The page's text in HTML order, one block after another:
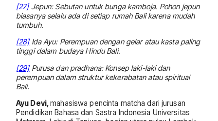
[27]Jepun: Sebutan untuk bunga kamboja. Pohon jepun
biasanya selalu ada di setiap rumah Bali karena mudah
tumbuh.
[28]Ida Ayu: Perempuan dengan gelar atau kasta paling
tinggi dalam budaya Hindu Bali.
[29]Purusa dan pradhana: Konsep laki-laki dan
perempuan dalam struktur kekerabatan atau spiritual
Bali.
Ayu Devi,mahasiswa pencinta matcha dari jurusan
Pendidikan Bahasa dan Sastra Indonesia Universitas